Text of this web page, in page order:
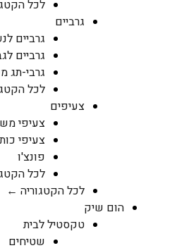
לכל
גרביים
גרביים
גרביים
גרבי-תג
לכל
צעיפים
צעיפי
צעיפי
פונצ'ו
לכל
לכל הקטגוריה ←
הום שיק
טקסטיל לבית
שטיחים